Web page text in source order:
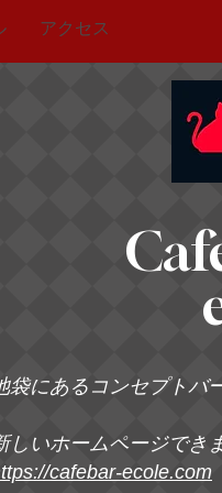
アクセス
袋にあるコンセプト
しいホームページでき
cafebar-ecole.com